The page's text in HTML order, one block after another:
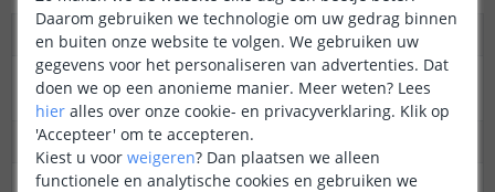
Dimbaar
Ja
3M plakstrip over de
gehele lengte
Ja
Garantie
5 jaar
Op maat te knippen
elke 2,5 cm
Daarom gebruiken we technologie om uw gedrag binnen
en buiten onze website te volgen. We gebruiken uw
gegevens voor het personaliseren van advertenties. Dat
doen we op een anonieme manier. Meer weten? Lees
hier alles over onze cookie- en privacyverklaring. Klik op
'Accepteer' om te accepteren.
Kiest u voor weigeren? Dan plaatsen we alleen
functionele en analytische cookies en gebruiken we